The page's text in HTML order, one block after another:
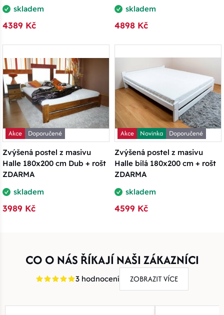
skladem
4389 Kč
skladem
4898 Kč
Akce
Doporučené
Zvýšená postel z masivu
Halle 180x200 cm Dub + rošt
ZDARMA
skladem
3989 Kč
Akce Novinka
Doporučené
Zvýšená postel z masivu
Halle bílá 180x200 cm + rošt
ZDARMA
skladem
4599 Kč
CO O NÁS ŘÍKAJÍ NAŠI ZÁKAZNÍCI
3 hodnocení ZOBRAZIT VÍCE